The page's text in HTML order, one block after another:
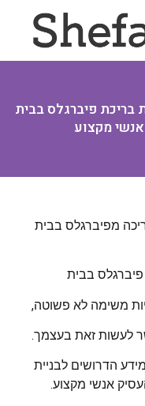
בריכת פיברגלס בבית
מקצוע
מפיברגלס בבית
בבית
משימה לא פשוטה,
לעשות זאת בעצמך.
הדרושים לבניית
אנשי מקצוע.